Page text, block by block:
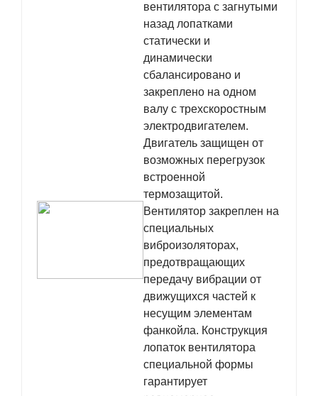
вентилятора с загнутыми
назад лопатками
статически и
динамически
сбалансировано и
закреплено на одном
валу с трехскоростным
электродвигателем.
Двигатель защищен от
возможных перегрузок
встроенной
термозащитой.
Вентилятор закреплен на
специальных
виброизоляторах,
предотвращающих
передачу вибрации от
движущихся частей к
несущим элементам
фанкойла. Конструкция
лопаток вентилятора
специальной формы
гарантирует